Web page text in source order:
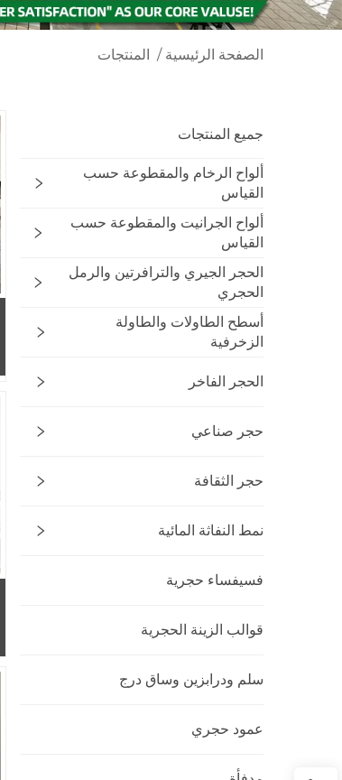
الصفحة الرئيسية / المنتجات
جميع المنتجات
ألواح الرخام والمقطوعة حسب
القياس
ألواح الجرانيت والمقطوعة حسب
القياس
الحجر الجيري والترافرتين والرمل
الحجري
أسطح الطاولات والطاولة
الزخرفية
الحجر الفاخر
حجر صناعي
حجر الثقافة
نمط النفاثة المائية
فسيفساء حجرية
قوالب الزينة الحجرية
سلم ودرابزين وساق درج
عمود حجري